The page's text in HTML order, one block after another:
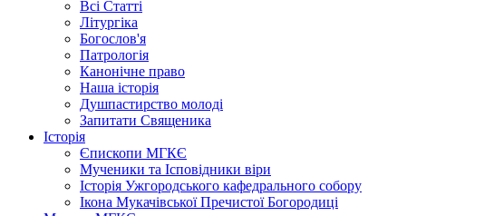
Всі Статті
Літургіка
Богослов'я
Патрологія
Канонічне право
Наша історія
Душпастирство молоді
Запитати Священика
Історія
Єпископи МГКЄ
Мученики та Ісповідники віри
Історія Ужгородського кафедрального собору
Ікона Мукачівської Пречистої Богородиці